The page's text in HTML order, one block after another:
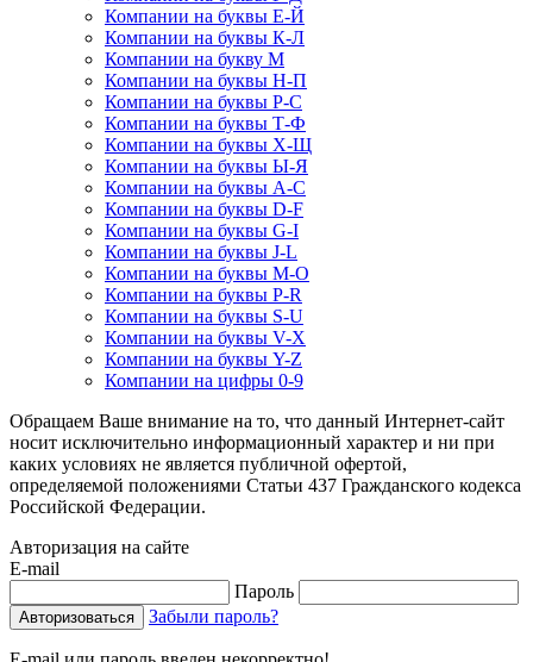
Компании на буквы Е-Й
Компании на буквы К-Л
Компании на букву М
Компании на буквы Н-П
Компании на буквы Р-С
Компании на буквы Т-Ф
Компании на буквы Х-Щ
Компании на буквы Ы-Я
Компании на буквы A-C
Компании на буквы D-F
Компании на буквы G-I
Компании на буквы J-L
Компании на буквы M-O
Компании на буквы P-R
Компании на буквы S-U
Компании на буквы V-X
Компании на буквы Y-Z
Компании на цифры 0-9
Обращаем Ваше внимание на то, что данный Интернет-сайт
носит исключительно информационный характер и ни при
каких условиях не является публичной офертой,
определяемой положениями Статьи 437 Гражданского кодекса
Российской Федерации.
Авторизация на сайте
E-mail
Пароль
Забыли пароль?